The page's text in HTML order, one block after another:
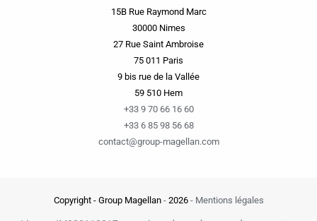
15B Rue Raymond Marc
30000 Nimes
27 Rue Saint Ambroise
75 011 Paris
9 bis rue de la Vallée
59 510 Hem
+33 9 70 66 16 60
+33 6 85 98 56 68
contact@group-magellan.com
Copyright - Group Magellan- 2026 - Mentions légales